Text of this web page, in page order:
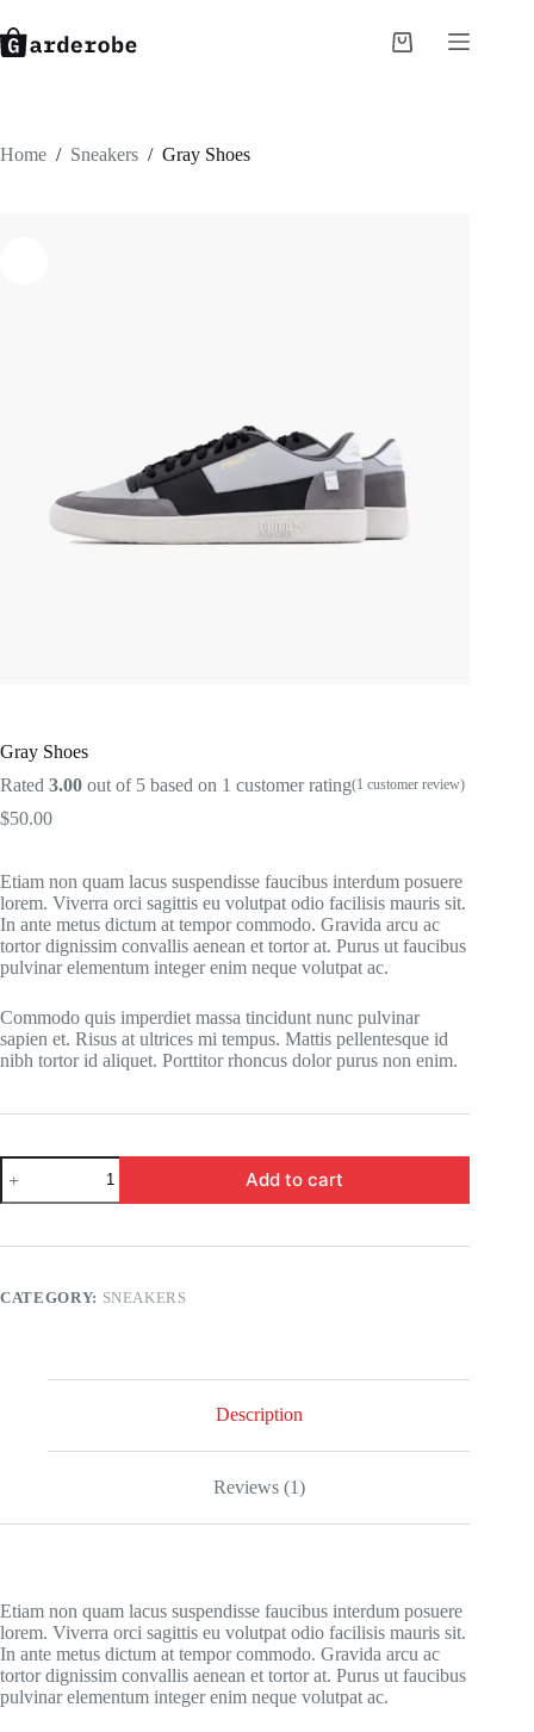
to
content
Shopping
Home / Sneakers / Gray Shoes
Gray Shoes
Rated 3.00 out of 5 based on 1 customer rating(1 customer review)
$50.00
Etiam non quam lacus suspendisse faucibus interdum posuere
lorem. Viverra orci sagittis eu volutpat odio facilisis mauris sit.
In ante metus dictum at tempor commodo. Gravida arcu ac
tortor dignissim convallis aenean et tortor at. Purus ut faucibus
pulvinar elementum integer enim neque volutpat ac.
Commodo quis imperdiet massa tincidunt nunc pulvinar
sapien et. Risus at ultrices mi tempus. Mattis pellentesque id
nibh tortor id aliquet. Porttitor rhoncus dolor purus non enim.
Gray
Shoes
quantity
Add to cart
CATEGORY: SNEAKERS
Description
Reviews (1)
Etiam non quam lacus suspendisse faucibus interdum posuere
lorem. Viverra orci sagittis eu volutpat odio facilisis mauris sit.
In ante metus dictum at tempor commodo. Gravida arcu ac
tortor dignissim convallis aenean et tortor at. Purus ut faucibus
pulvinar elementum integer enim neque volutpat ac.